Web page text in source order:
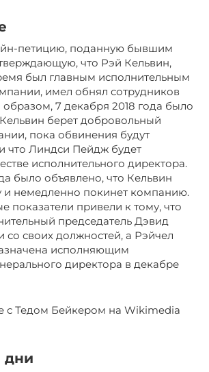
петицию, поданную бывшим
что Рэй Кельвин,
был главным исполнительным
имел обнял сотрудников
7 декабря 2018 года было
берет добровольный
пока обвинения будут
что Линдси Пейдж будет
исполнительного директора.
было объявлено, что Кельвин
и немедленно покинет компанию.
показатели привели к тому, что
председатель Дэвид
со своих должностей, а Рэйчел
исполняющим
директора в декабре
с Тедом Бейкером на Wikimedia
дни